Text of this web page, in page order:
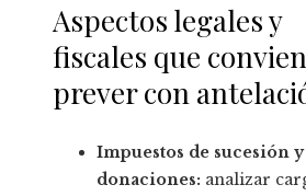
Aspectos legales y
fiscales que
prever con
Impuestos de sucesión y
donaciones: analizar